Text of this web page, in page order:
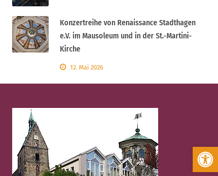
Werkzeugleiste öffnen
Konzertreihe von Renaissance Stadthagen
e.V. im Mausoleum und in der St.-Martini-
Kirche
12. Mai 2026